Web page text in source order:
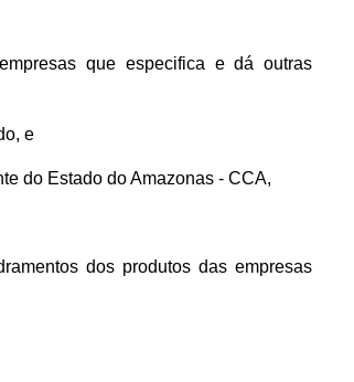
que especifica e dá outras
e
do Estado do Amazonas - CCA,
dos produtos das empresas